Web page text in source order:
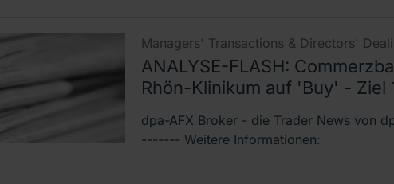
Managers' Transactions & Directors'
ANALYSE-FLASH:
Rhön-Klinikum auf 'Buy' - Ziel
dpa-AFX Broker - die Trader News von
------- Weitere Informationen: